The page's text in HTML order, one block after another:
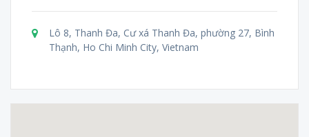
Lô 8, Thanh Đa, Cư xá Thanh Đa, phường 27, Bình
Thạnh, Ho Chi Minh City, Vietnam